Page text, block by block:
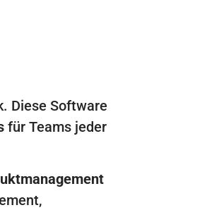
Diese Software
für Teams jeder